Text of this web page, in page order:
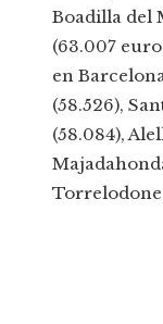
Boadilla del
(63.007
en
(58.526),
(58.084),